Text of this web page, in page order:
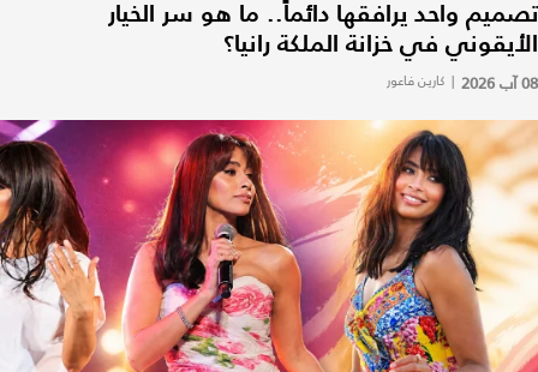
تصميم واحد يرافقها دائماً.. ما هو سر الخيار
الأيقوني في خزانة الملكة رانيا؟
08 آب 2026 | كارين فاعور